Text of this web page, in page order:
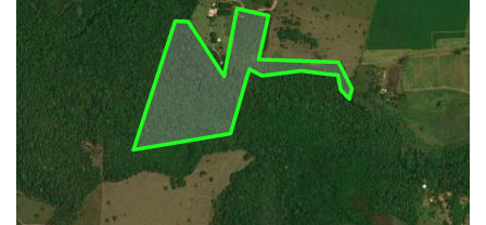
UC Estaduais
UC
Municipais
Hidrografia
1:1.000.000
(ANA)
Biomas
(IBGE)